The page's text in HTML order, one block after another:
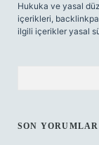
Hukuka ve yasal
içerikleri,
ilgili içerikler yasal
SON YORUMLAR